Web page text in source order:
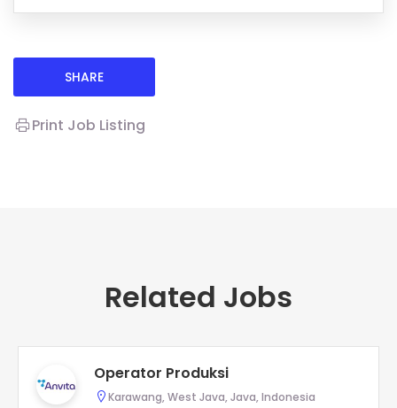
SHARE
Print Job Listing
Related Jobs
Operator Produksi
Karawang, West Java, Java, Indonesia